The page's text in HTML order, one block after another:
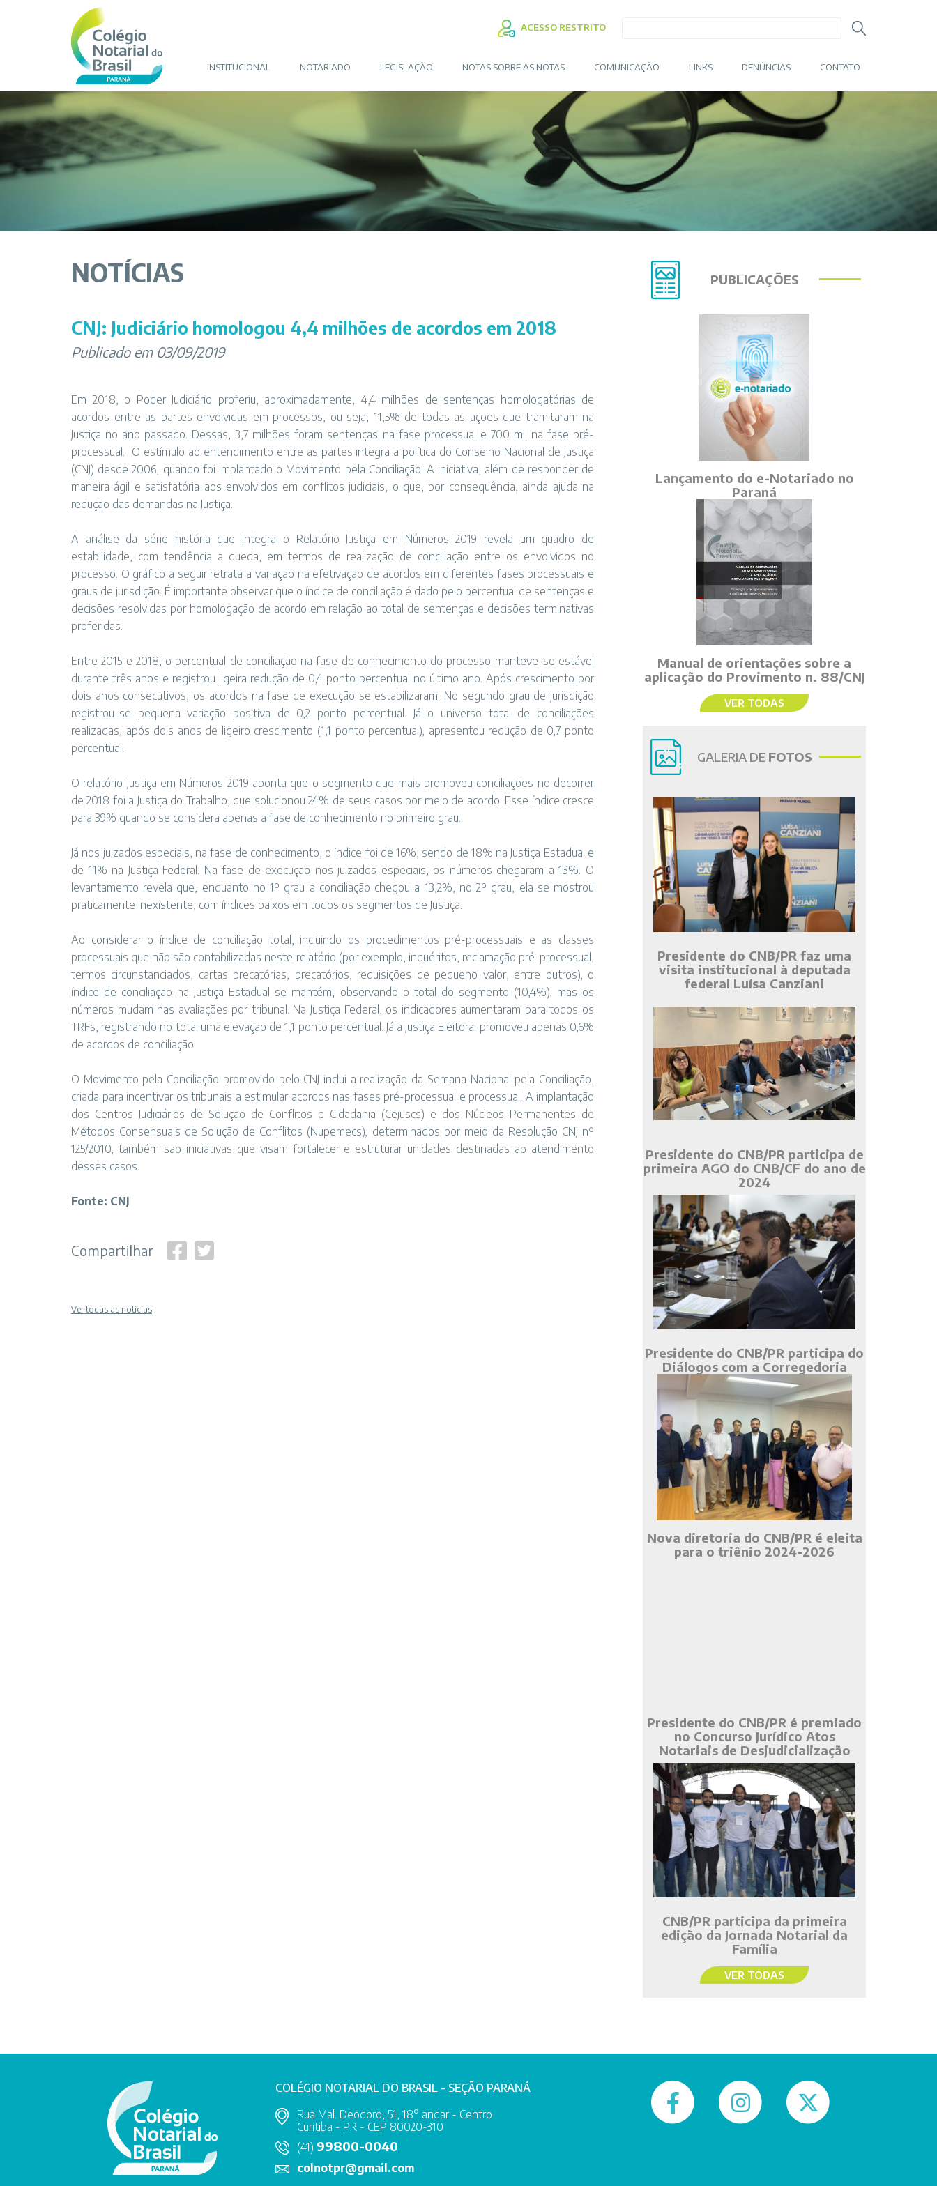
ACESSO RESTRITO
INSTITUCIONAL NOTARIADO LEGISLAÇÃO NOTAS SOBRE AS NOTAS COMUNICAÇÃO LINKS DENÚNCIAS CONTATO
NOTÍCIAS
CNJ: Judiciário homologou 4,4 milhões de acordos em 2018
Publicado em 03/09/2019
Em 2018, o Poder Judiciário proferiu, aproximadamente, 4,4 milhões de sentenças homologatórias de
acordos entre as partes envolvidas em processos, ou seja, 11,5% de todas as ações que tramitaram na
Justiça no ano passado. Dessas, 3,7 milhões foram sentenças na fase processual e 700 mil na fase pré-
processual. O estímulo ao entendimento entre as partes integra a política do Conselho Nacional de Justiça
(CNJ) desde 2006, quando foi implantado o Movimento pela Conciliação. A iniciativa, além de responder de
maneira ágil e satisfatória aos envolvidos em conflitos judiciais, o que, por consequência, ainda ajuda na
redução das demandas na Justiça.
A análise da série história que integra o Relatório Justiça em Números 2019 revela um quadro de
estabilidade, com tendência a queda, em termos de realização de conciliação entre os envolvidos no
processo. O gráfico a seguir retrata a variação na efetivação de acordos em diferentes fases processuais e
graus de jurisdição. É importante observar que o índice de conciliação é dado pelo percentual de sentenças e
decisões resolvidas por homologação de acordo em relação ao total de sentenças e decisões terminativas
proferidas.
Entre 2015 e 2018, o percentual de conciliação na fase de conhecimento do processo manteve-se estável
durante três anos e registrou ligeira redução de 0,4 ponto percentual no último ano. Após crescimento por
dois anos consecutivos, os acordos na fase de execução se estabilizaram. No segundo grau de jurisdição
registrou-se pequena variação positiva de 0,2 ponto percentual. Já o universo total de conciliações
realizadas, após dois anos de ligeiro crescimento (1,1 ponto percentual), apresentou redução de 0,7 ponto
percentual.
O relatório Justiça em Números 2019 aponta que o segmento que mais promoveu conciliações no decorrer
de 2018 foi a Justiça do Trabalho, que solucionou 24% de seus casos por meio de acordo. Esse índice cresce
para 39% quando se considera apenas a fase de conhecimento no primeiro grau.
Já nos juizados especiais, na fase de conhecimento, o índice foi de 16%, sendo de 18% na Justiça Estadual e
de 11% na Justiça Federal. Na fase de execução nos juizados especiais, os números chegaram a 13%. O
levantamento revela que, enquanto no 1º grau a conciliação chegou a 13,2%, no 2º grau, ela se mostrou
praticamente inexistente, com índices baixos em todos os segmentos de Justiça.
Ao considerar o índice de conciliação total, incluindo os procedimentos pré-processuais e as classes
processuais que não são contabilizadas neste relatório (por exemplo, inquéritos, reclamação pré-processual,
termos circunstanciados, cartas precatórias, precatórios, requisições de pequeno valor, entre outros), o
índice de conciliação na Justiça Estadual se mantém, observando o total do segmento (10,4%), mas os
números mudam nas avaliações por tribunal. Na Justiça Federal, os indicadores aumentaram para todos os
TRFs, registrando no total uma elevação de 1,1 ponto percentual. Já a Justiça Eleitoral promoveu apenas 0,6%
de acordos de conciliação.
O Movimento pela Conciliação promovido pelo CNJ inclui a realização da Semana Nacional pela Conciliação,
criada para incentivar os tribunais a estimular acordos nas fases pré-processual e processual. A implantação
dos Centros Judiciários de Solução de Conflitos e Cidadania (Cejuscs) e dos Núcleos Permanentes de
Métodos Consensuais de Solução de Conflitos (Nupemecs), determinados por meio da Resolução CNJ nº
125/2010, também são iniciativas que visam fortalecer e estruturar unidades destinadas ao atendimento
desses casos.
Fonte: CNJ
Compartilhar
Ver todas as notícias
PUBLICAÇÕES
Lançamento do e-Notariado no
Paraná
Manual de orientações sobre a
aplicação do Provimento n. 88/CNJ
VER TODAS
GALERIA DE FOTOS
Presidente do CNB/PR faz uma
visita institucional à deputada
federal Luísa Canziani
Presidente do CNB/PR participa de
primeira AGO do CNB/CF do ano de
2024
Presidente do CNB/PR participa do
Diálogos com a Corregedoria
Nova diretoria do CNB/PR é eleita
para o triênio 2024-2026
Presidente do CNB/PR é premiado
no Concurso Jurídico Atos
Notariais de Desjudicialização
CNB/PR participa da primeira
edição da Jornada Notarial da
Família
VER TODAS
COLÉGIO NOTARIAL DO BRASIL - SEÇÃO PARANÁ
Rua Mal. Deodoro, 51, 18° andar - Centro
Curitiba - PR - CEP 80020-310
(41) 99800-0040
colnotpr@gmail.com